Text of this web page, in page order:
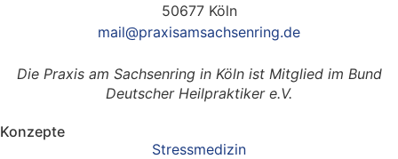
50677 Köln
mail@praxisamsachsenring.de
Die Praxis am Sachsenring in Köln ist Mitglied im Bund
Deutscher Heilpraktiker e.V.
Konzepte
Stressmedizin